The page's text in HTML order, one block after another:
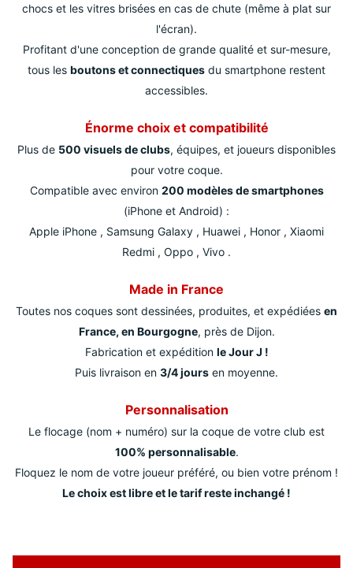
chocs et les vitres brisées en cas de chute (même à plat sur
l'écran).
Profitant d'une conception de grande qualité et sur-mesure,
tous les boutons et connectiques du smartphone restent
accessibles.
Énorme choix et compatibilité
Plus de 500 visuels de clubs, équipes, et joueurs disponibles
pour votre coque.
Compatible avec environ 200 modèles de smartphones
(iPhone et Android) :
Apple iPhone , Samsung Galaxy , Huawei , Honor , Xiaomi
Redmi , Oppo , Vivo .
Made in France
Toutes nos coques sont dessinées, produites, et expédiées en
France, en Bourgogne, près de Dijon.
Fabrication et expédition le Jour J !
Puis livraison en 3/4 jours en moyenne.
Personnalisation
Le flocage (nom + numéro) sur la coque de votre club est
100% personnalisable.
Floquez le nom de votre joueur préféré, ou bien votre prénom !
Le choix est libre et le tarif reste inchangé !